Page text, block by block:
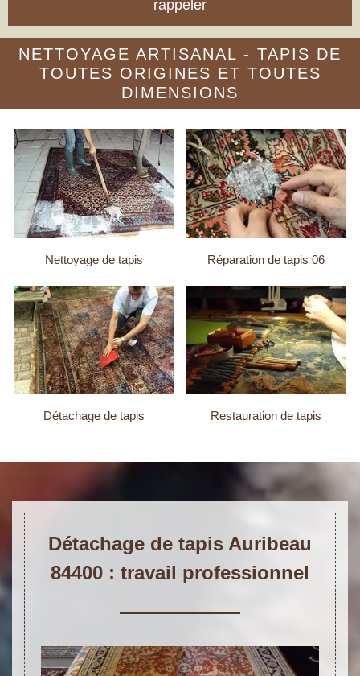
NETTOYAGE ARTISANAL - TAPIS DE
TOUTES ORIGINES ET TOUTES
DIMENSIONS
Nettoyage de tapis Réparation de tapis 06
Détachage de tapis Restauration de tapis
Détachage de tapis Auribeau
84400 : travail professionnel